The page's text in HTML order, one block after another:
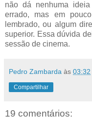
não dá nenhuma
errado, mas em
lembrado, ou algum
superior. Essa dúvida
sessão de cinema.
Pedro Zambarda às 03:32
Compartilhar
19 comentários: